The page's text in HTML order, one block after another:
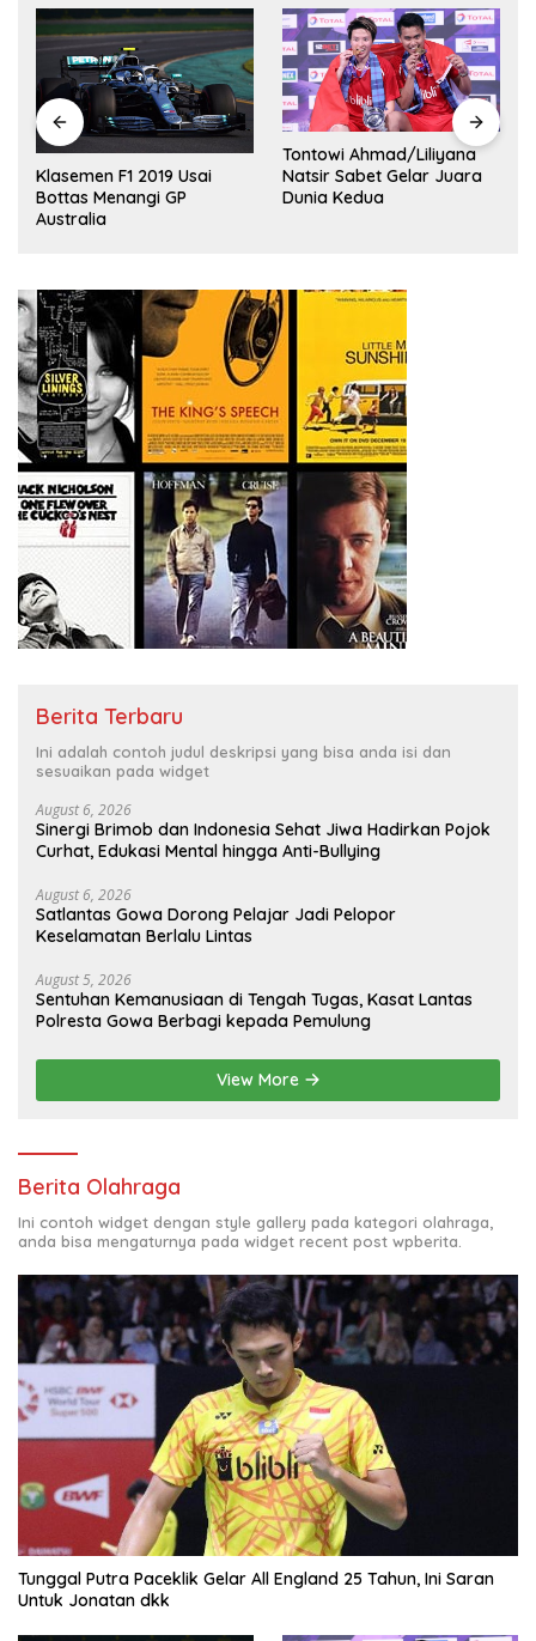
Klasemen F1 2019 Usai
Bottas Menangi GP
Australia
Tontowi Ahmad/Liliyana
Natsir Sabet Gelar Juara
Dunia Kedua
Berita Terbaru
Ini adalah contoh judul deskripsi yang bisa anda isi dan
sesuaikan pada widget
August 6, 2026
Sinergi Brimob dan Indonesia Sehat Jiwa Hadirkan Pojok
Curhat, Edukasi Mental hingga Anti-Bullying
August 6, 2026
Satlantas Gowa Dorong Pelajar Jadi Pelopor
Keselamatan Berlalu Lintas
August 5, 2026
Sentuhan Kemanusiaan di Tengah Tugas, Kasat Lantas
Polresta Gowa Berbagi kepada Pemulung
View More
Berita Olahraga
Ini contoh widget dengan style gallery pada kategori olahraga,
anda bisa mengaturnya pada widget recent post wpberita.
Tunggal Putra Paceklik Gelar All England 25 Tahun, Ini Saran
Untuk Jonatan dkk